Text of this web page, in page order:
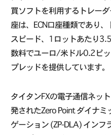
買ソフトを利用するトレー
座は、ECN口座種類であり
スピード、1ロットあたり
数料でユーロ/米ドル0.2ピ
プレッドを提供しています。
タイタンFXの電子通信ネッ
発されたZero Point ダイナ
ゲーション (ZP-DLA) インフ